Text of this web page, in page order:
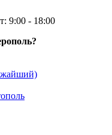
9:00 - 18:00